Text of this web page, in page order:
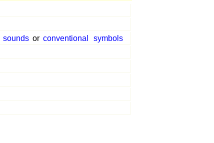
sounds or conventional
symbols